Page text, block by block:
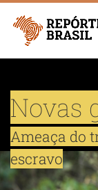
LONGA
Novas
Ameaça do
escravo